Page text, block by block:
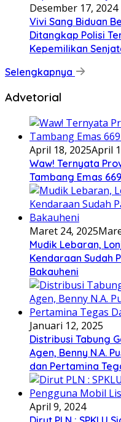
Desember 17, 2024
Vivi Sang Biduan
Ditangkap Polisi
Kepemilikan
Selengkapnya
Advetorial
April 18, 2025April
Waw! Ternyata
Tambang Emas
Maret 24, 2025
Mudik Lebaran,
Kendaraan Sudah
Bakauheni
Januari 12, 2025
Distribusi Tabung
Agen, Benny N.A.
dan Pertamina
April 9, 2024